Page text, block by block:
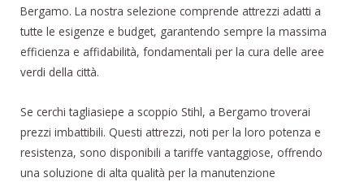
Bergamo. La nostra selezione comprende attrezzi adatti a
tutte le esigenze e budget, garantendo sempre la massima
efficienza e affidabilità, fondamentali per la cura delle aree
verdi della città.
Se cerchi tagliasiepe a scoppio Stihl, a Bergamo troverai
prezzi imbattibili. Questi attrezzi, noti per la loro potenza e
resistenza, sono disponibili a tariffe vantaggiose, offrendo
una soluzione di alta qualità per la manutenzione